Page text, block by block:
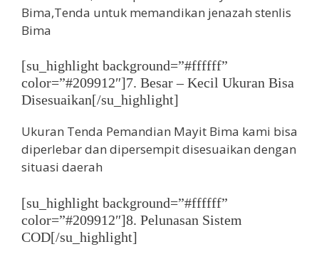
[su_highlight background=”#ffffff”
color=”#209912″]7. Besar – Kecil Ukuran Bisa
Disesuaikan[/su_highlight]
Ukuran Tenda Pemandian Mayit Bima kami bisa
diperlebar dan dipersempit disesuaikan dengan
situasi daerah
[su_highlight background=”#ffffff”
color=”#209912″]8. Pelunasan Sistem
COD[/su_highlight]